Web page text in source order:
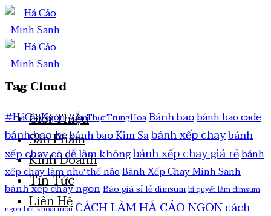
Giới Thiệu
Sản Phẩm
Kinh Doanh
Tin Tức
Liên Hệ
Tag Cloud
#HáCảoNgon#ẨmThựcTrungHoaBánh baobánh bao cade
bánh bao hẹbánh bao Kim Sabánh xếp chaybánh
xếp chay có dễ làm khôngbánh xếp chay giá rẻbánh
xếp chay làm như thế nàoBánh Xếp Chay Minh Sanh
bánh xếp chay ngonBáo giá sỉ lẻ dimsumbí quyết làm dimsum
ngonbột khoai mônCÁCH LÀM HÁ CẢO NGONcách